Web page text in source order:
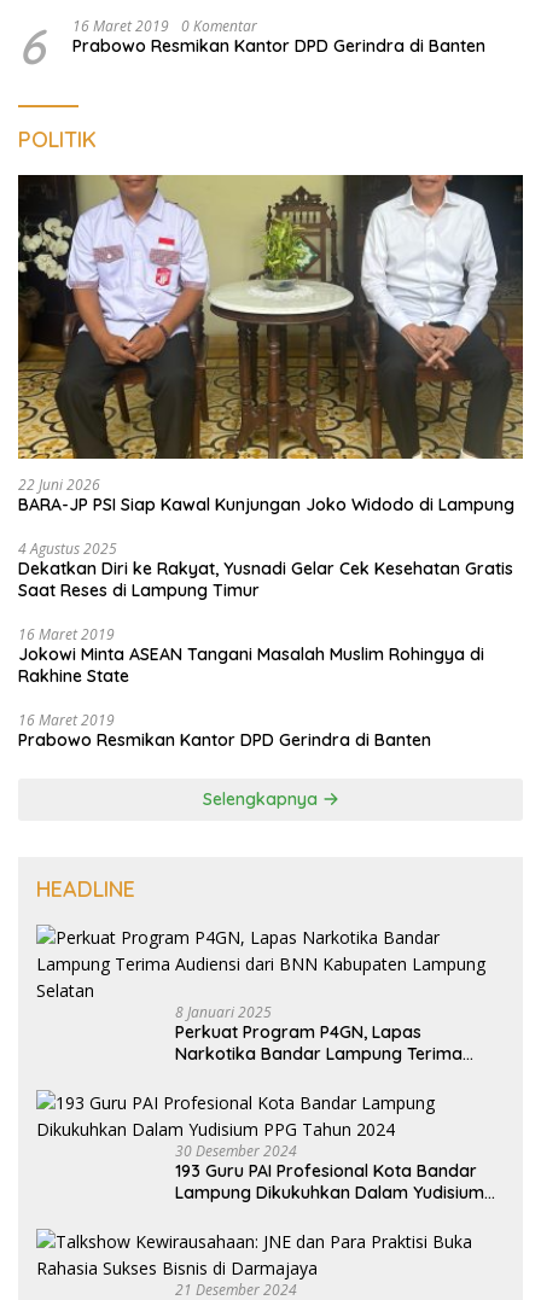
6 16 Maret 2019 0 Komentar
Prabowo Resmikan Kantor DPD Gerindra di Banten
POLITIK
22 Juni 2026
BARA-JP PSI Siap Kawal Kunjungan Joko Widodo di Lampung
4 Agustus 2025
Dekatkan Diri ke Rakyat, Yusnadi Gelar Cek Kesehatan Gratis
Saat Reses di Lampung Timur
16 Maret 2019
Jokowi Minta ASEAN Tangani Masalah Muslim Rohingya di
Rakhine State
16 Maret 2019
Prabowo Resmikan Kantor DPD Gerindra di Banten
Selengkapnya
HEADLINE
8 Januari 2025
Perkuat Program P4GN, Lapas
Narkotika Bandar Lampung Terima
Selatan
30 Desember 2024
193 Guru PAI Profesional Kota Bandar
Lampung Dikukuhkan Dalam Yudisium
21 Desember 2024